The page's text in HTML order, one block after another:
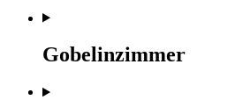
Gobelinzimmer